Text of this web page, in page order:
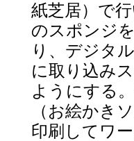
紙芝居）で
のスポンジ
り、デジタ
に取り込み
ようにする
（お絵かき
印刷してワ